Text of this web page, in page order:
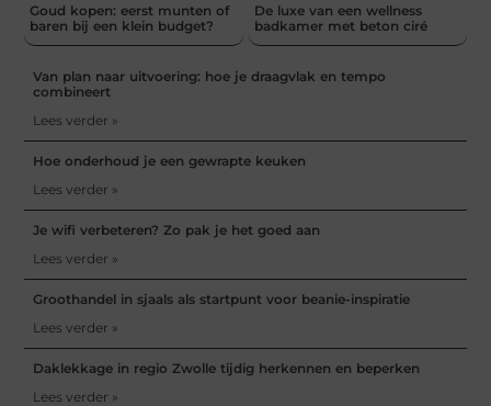
Goud kopen: eerst munten of
baren bij een klein budget?
De luxe van een wellness
badkamer met beton ciré
Van plan naar uitvoering: hoe je draagvlak en tempo
combineert
Lees verder »
Hoe onderhoud je een gewrapte keuken
Lees verder »
Je wifi verbeteren? Zo pak je het goed aan
Lees verder »
Groothandel in sjaals als startpunt voor beanie-inspiratie
Lees verder »
Daklekkage in regio Zwolle tijdig herkennen en beperken
Lees verder »